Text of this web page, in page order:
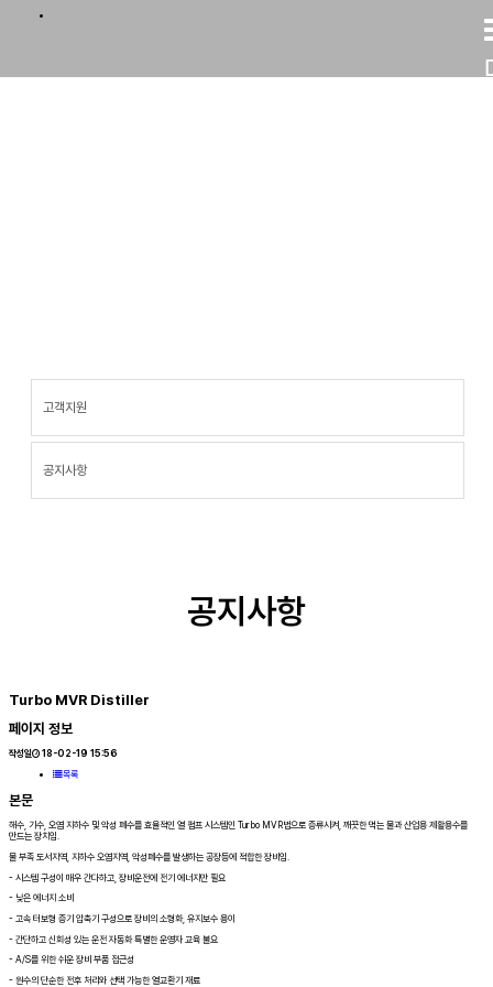
고객지원
공지사항
공지사항
Turbo MVR Distiller
페이지 정보
작성일
18-02-19 15:56
목록
본문
해수, 기수, 오염 지하수 및 악성 폐수를 효율적인 열 펌프 시스템인 Turbo MVR법으로 증류시켜, 깨끗한 먹는 물과 산업용 제활용수를
만드는 장치임.
물 부족 도서지역, 지하수 오염지역, 악성폐수를 발생하는 공장등에 적합한 장비임.
- 시스템 구성이 매우 간다하고, 장비운전에 전기 에너지만 필요
- 낮은 에너지 소비
- 고속 터보형 증기 압축기 구성으로 장비의 소형화, 유지보수 용이
- 간단하고 신회성 있는 운전 자동화 특별한 운영자 교육 불요
- A/S를 위한 쉬운 장비 부품 접근성
- 원수의 단순한 전후 처리와 선택 가능한 열교환기 재료